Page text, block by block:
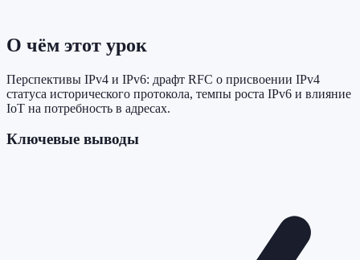
О чём этот урок
Перспективы IPv4 и IPv6: драфт RFC о присвоении IPv4
статуса исторического протокола, темпы роста IPv6 и влияние
IoT на потребность в адресах.
Ключевые выводы